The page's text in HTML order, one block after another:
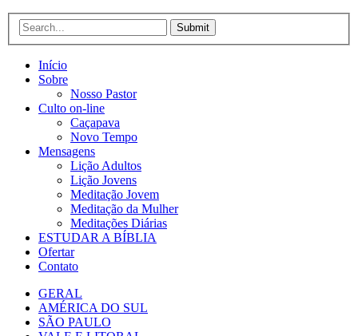
Submit
Início
Sobre
Nosso Pastor
Culto on-line
Caçapava
Novo Tempo
Mensagens
Lição Adultos
Lição Jovens
Meditação Jovem
Meditação da Mulher
Meditações Diárias
ESTUDAR A BÍBLIA
Ofertar
Contato
GERAL
AMÉRICA DO SUL
SÃO PAULO